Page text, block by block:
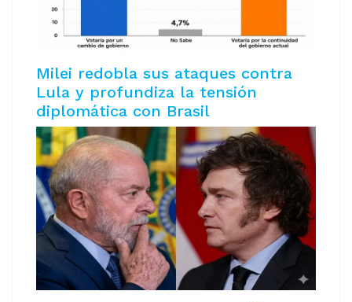
Milei redobla sus ataques contra
Lula y profundiza la tensión
diplomática con Brasil